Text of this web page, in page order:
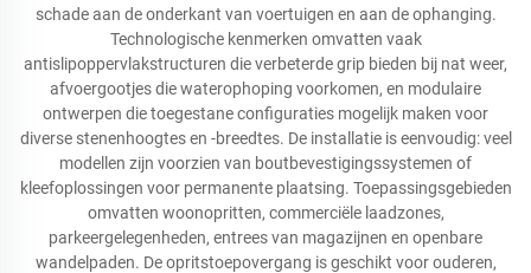
schade aan de onderkant van voertuigen en aan de ophanging.
Technologische kenmerken omvatten vaak
antislipoppervlakstructuren die verbeterde grip bieden bij nat weer,
afvoergootjes die waterophoping voorkomen, en modulaire
ontwerpen die toegestane configuraties mogelijk maken voor
diverse stenenhoogtes en -breedtes. De installatie is eenvoudig: veel
modellen zijn voorzien van boutbevestigingssystemen of
kleefoplossingen voor permanente plaatsing. Toepassingsgebieden
omvatten woonopritten, commerciële laadzones,
parkeergelegenheden, entrees van magazijnen en openbare
wandelpaden. De opritstoepovergang is geschikt voor ouderen,